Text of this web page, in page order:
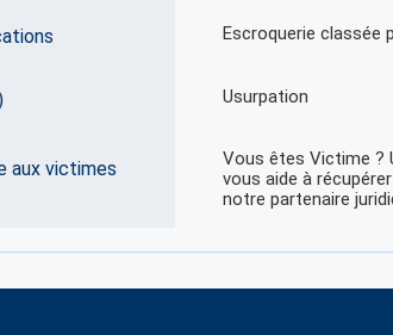
Escroquerie classée
Usurpation
aux victimes
Vous êtes Victime ?
vous aide à
notre partenaire